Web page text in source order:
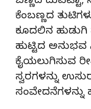
ಕೆಂಬಣ್ಣದ
ಕೂದಲಿನ
ಹುಟ್ಟಿದ
ಕೈಯಲುಗಿಸುವ
ಸ್ವರಗಳನ್ನು
ಸಂವೇದನೆಗಳನ್ನು